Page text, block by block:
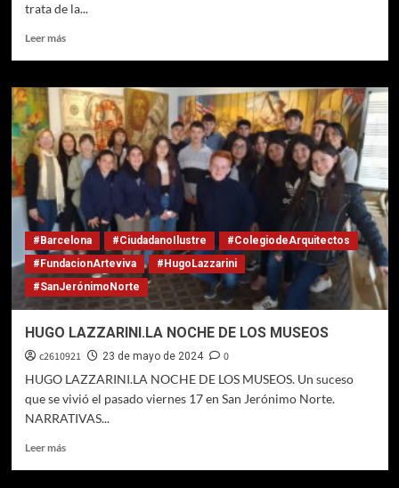
trata de la...
Leer másLeer
HUGO
LAZZARINI.CONCEJO
MUNICIPAL
#Barcelona #CiudadanoIlustre
#ColegiodeArquitectos
#FundacionArteviva
#HugoLazzarini
#SanJerónimoNorte
HUGO LAZZARINI.LA NOCHE DE LOS MUSEOS
c2610921 23 de mayo de 2024
0
HUGO LAZZARINI.LA NOCHE DE LOS MUSEOS. Un suceso
que se vivió el pasado viernes 17 en San Jerónimo Norte.
NARRATIVAS...
Leer másLeer